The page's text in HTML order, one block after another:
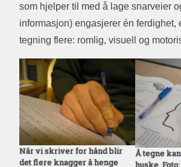
som hjelper til med å lage snarveier
informasjon) engasjerer én ferdighet,
tegning flere: romlig, visuell og
Når vi skriver for hånd blir
det flere knagger å henge
Å tegne
huske.